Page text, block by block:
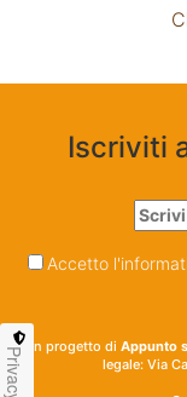
Iscriviti
Accetto
Un progetto di Appunto
legale: Via
Privacy